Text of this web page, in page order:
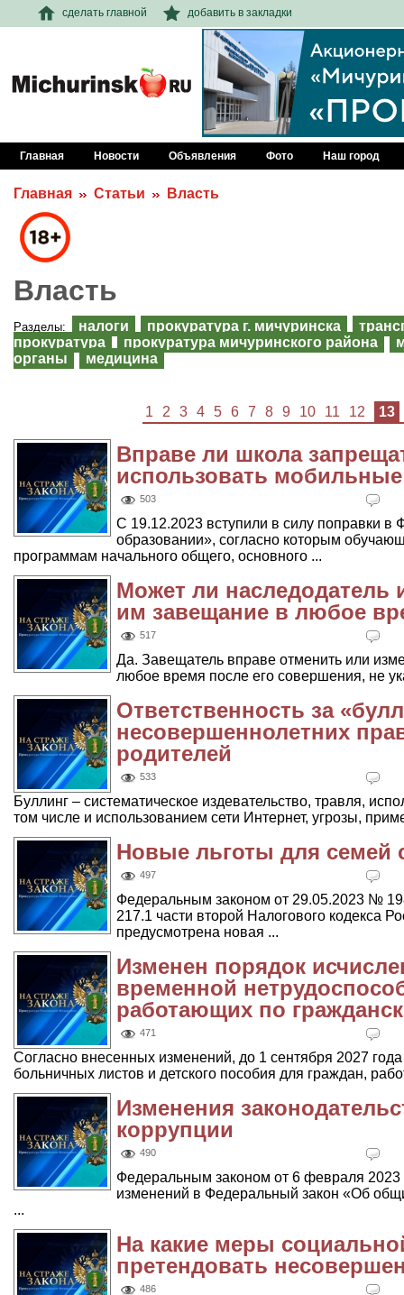
сделать главной добавить в закладки
Главная Новости Объявления Фото Наш город
Главная Статьи Власть
Власть
Разделы: налоги прокуратура г. мичуринска
прокуратура
прокуратура мичуринского района
органы
медицина
1 2 3 4 5 6 7 8 9 10 11 12 13
Вправе ли школа
использовать
503
С 19.12.2023 вступили в силу поправки в
образовании», согласно которым
программам начального общего, основного ...
Может ли наследодатель
им завещание в любое
517
Да. Завещатель вправе отменить или
любое время после его совершения, не
Ответственность за
несовершеннолетних
родителей
533
Буллинг – систематическое издевательство, травля,
том числе и использованием сети Интернет, угрозы,
Новые льготы для семей
497
Федеральным законом от 29.05.2023 №
217.1 части второй Налогового кодекса
предусмотрена новая ...
Изменен порядок
временной
работающих по
471
Согласно внесенных изменений, до 1 сентября 2027
больничных листов и детского пособия для граждан,
Изменения
коррупции
490
Федеральным законом от 6 февраля
изменений в Федеральный закон «Об
...
На какие меры
претендовать
486